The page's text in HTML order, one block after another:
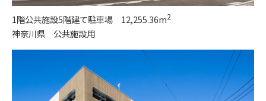
1階公共施設5階建て駐車場 12,255.36m2
神奈川県 公共施設用